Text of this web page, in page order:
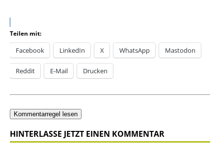
Teilen mit:
Facebook LinkedIn X WhatsApp Mastodon
Reddit E-Mail Drucken
Kommentarregel lesen
HINTERLASSE JETZT EINEN KOMMENTAR